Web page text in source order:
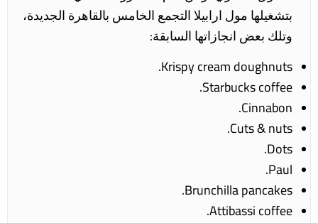
بتشغيلها مول ارابيلا التجمع الخامس بالقاهرة الجديدة،
وتلك بعض انجازاتها السابقة:
Krispy cream doughnuts.
Starbucks coffee.
Cinnabon.
Cuts & nuts.
Dots.
Paul.
Brunchilla pancakes.
Attibassi coffee.